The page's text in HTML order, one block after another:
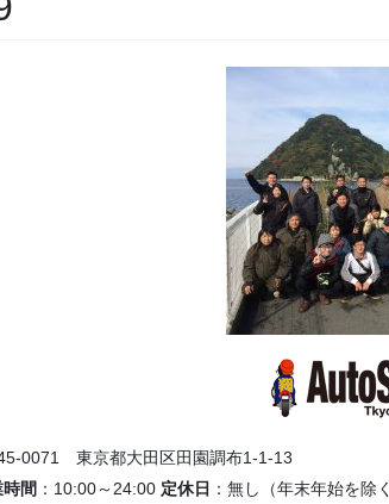
0071 東京都大田区田園調布1-1-13
間 ：10:00～24:00 定休日 ：無し（年末年始を除く